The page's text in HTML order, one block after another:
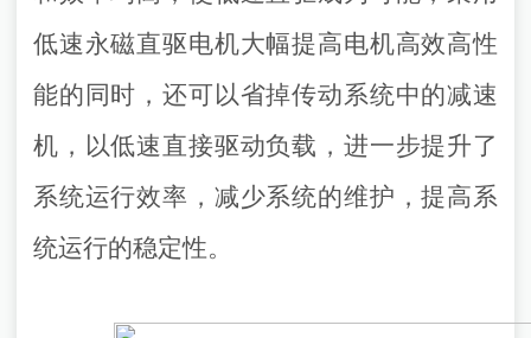
低速永磁直驱电机大幅提高电机高效高性
能的同时，还可以省掉传动系统中的减速
机，以低速直接驱动负载，进一步提升了
系统运行效率，减少系统的维护，提高系
统运行的稳定性。